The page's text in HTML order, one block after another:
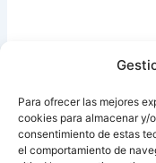
Para ofrecer las mejores
cookies para almacenar y/
consentimiento de estas
el comportamiento de